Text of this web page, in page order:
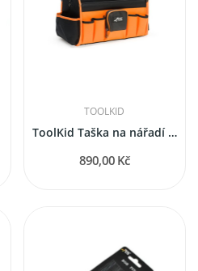
TOOLKID
ToolKid Taška na nářadí s rukojetí
890,00 Kč